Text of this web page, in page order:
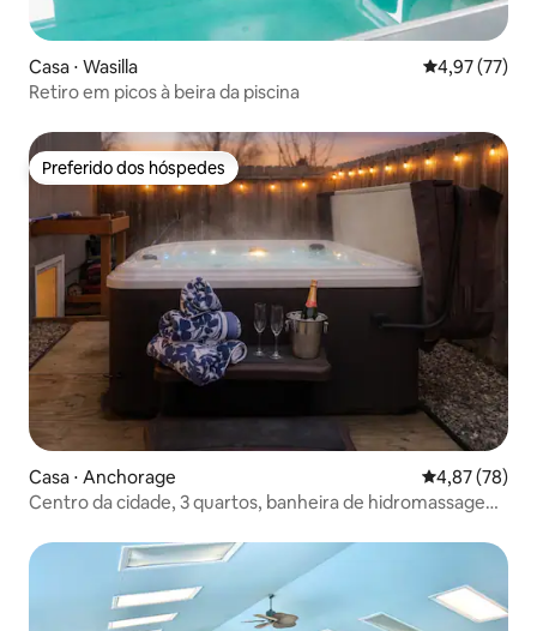
Casa ⋅ Wasilla 4,97 de uma
4,97 (77)
Retiro em picos à beira da piscina
Preferido dos hóspedes
Preferido dos hóspedes
Casa ⋅ Anchorage 4,87 de uma
4,87 (78)
Centro da cidade, 3 quartos, banheira de hidromassagem,